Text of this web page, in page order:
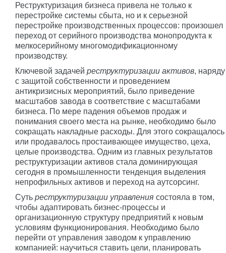
Реструктуризация бизнеса привела не только к
перестройке системы сбыта, но и к серьезной
перестройке производственных процессов: произошел
переход от серийного производства монопродукта к
мелкосерийному многомодификационному
производству.
Ключевой задачей реструктуризации активов, наряду
с защитой собственности и проведением
антикризисных мероприятий, было приведение
масштабов завода в соответствие с масштабами
бизнеса. По мере падения объемов продаж и
понимания своего места на рынке, необходимо было
сокращать накладные расходы. Для этого сокращалось
или продавалось простаивающее имущество, цеха,
целые производства. Одним из главных результатов
реструктуризации активов стала доминирующая
сегодня в промышленности тенденция выделения
непрофильных активов и переход на аутсорсинг.
Суть реструктуризации управления состояла в том,
чтобы адаптировать бизнес-процессы и
организационную структуру предприятий к новым
условиям функционирования. Необходимо было
перейти от управления заводом к управлению
компанией: научиться ставить цели, планировать